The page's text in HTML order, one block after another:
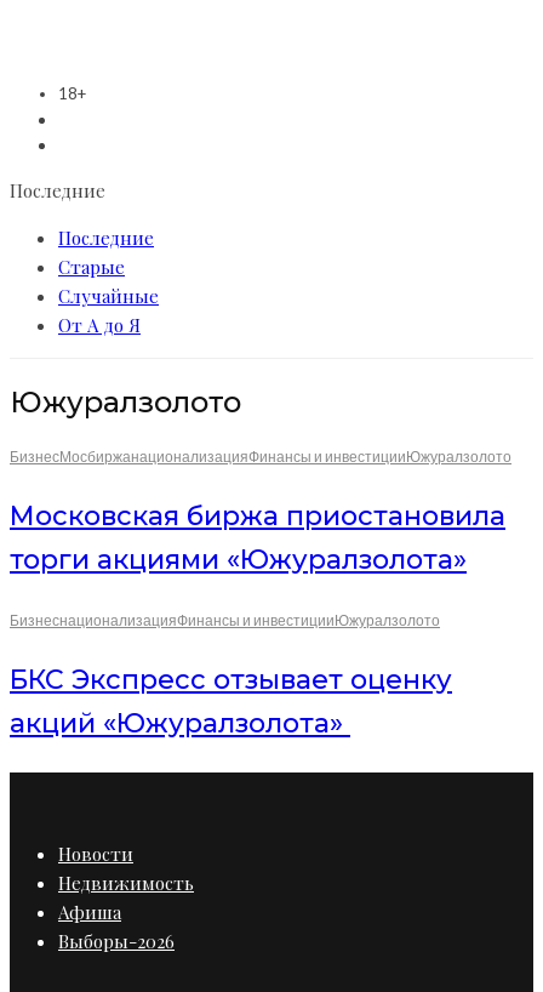
18+
Последние
Последние
Старые
Случайные
От А до Я
Южуралзолото
БизнесМосбиржанационализацияФинансы и инвестицииЮжуралзолото
Московская биржа приостановила
торги акциями «Южуралзолота»
БизнеснационализацияФинансы и инвестицииЮжуралзолото
БКС Экспресс отзывает оценку
акций «Южуралзолота»
Новости
Недвижимость
Афиша
Выборы-2026